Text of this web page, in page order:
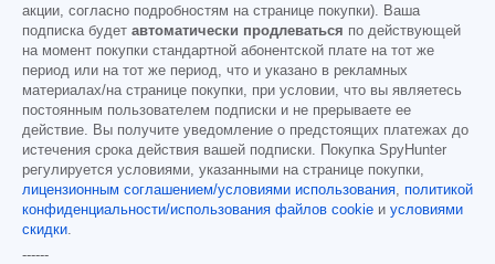
акции, согласно подробностям на странице покупки). Ваша
подписка будет автоматически продлеваться по действующей
на момент покупки стандартной абонентской плате на тот же
период или на тот же период, что и указано в рекламных
материалах/на странице покупки, при условии, что вы являетесь
постоянным пользователем подписки и не прерываете ее
действие. Вы получите уведомление о предстоящих платежах до
истечения срока действия вашей подписки. Покупка SpyHunter
регулируется условиями, указанными на странице покупки,
лицензионным соглашением/условиями использования, политикой
конфиденциальности/использования файлов cookie и условиями
скидки.
------